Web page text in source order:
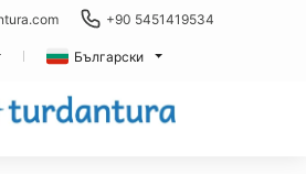
+90 5451419534
Български